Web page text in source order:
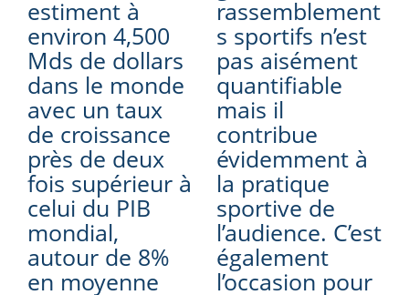
estiment à
environ 4,500
Mds de dollars
dans le monde
avec un taux
de croissance
près de deux
fois supérieur à
celui du PIB
mondial,
autour de 8%
en moyenne
rassemblement
s sportifs n’est
pas aisément
quantifiable
mais il
contribue
évidemment à
la pratique
sportive de
l’audience. C’est
également
l’occasion pour